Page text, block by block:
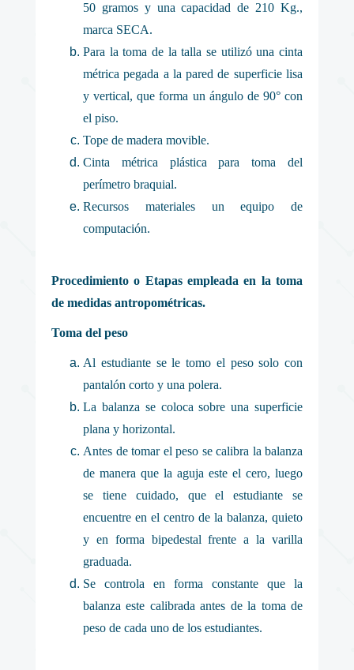
50 gramos y una capacidad de 210 Kg.,
marca SECA.
Para la toma de la talla se utilizó una cinta
métrica pegada a la pared de superficie lisa
y vertical, que forma un ángulo de 90° con
el piso.
Tope de madera movible.
Cinta métrica plástica para toma del
perímetro braquial.
Recursos materiales un equipo de
computación.
Procedimiento o Etapas empleada en la toma
de medidas antropométricas.
Toma del peso
Al estudiante se le tomo el peso solo con
pantalón corto y una polera.
La balanza se coloca sobre una superficie
plana y horizontal.
Antes de tomar el peso se calibra la balanza
de manera que la aguja este el cero, luego
se tiene cuidado, que el estudiante se
encuentre en el centro de la balanza, quieto
y en forma bipedestal frente a la varilla
graduada.
Se controla en forma constante que la
balanza este calibrada antes de la toma de
peso de cada uno de los estudiantes.